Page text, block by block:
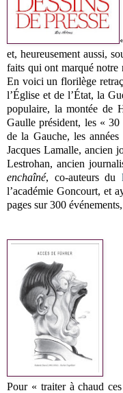
et, heureusement aussi,
faits qui ont marqué notre
En voici un florilège
l’Église et de l’État, la
populaire, la montée de
Gaulle président, les «
de la Gauche, les
Jacques Lamalle, ancien
Lestrohan, ancien
enchaîné, co-auteurs du
l’académie Goncourt, et
pages sur 300
Pour « traiter à chaud